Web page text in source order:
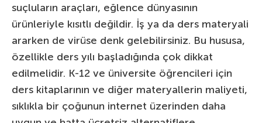
suçluların araçları, eğlence dünyasının
ürünleriyle kısıtlı değildir. İş ya da ders materyali
ararken de virüse denk gelebilirsiniz. Bu hususa,
özellikle ders yılı başladığında çok dikkat
edilmelidir. K-12 ve üniversite öğrencileri için
ders kitaplarının ve diğer materyallerin maliyeti,
sıklıkla bir çoğunun internet üzerinden daha